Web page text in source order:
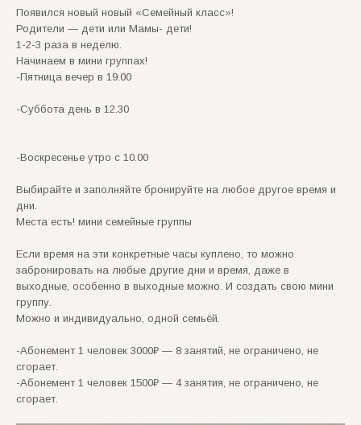
Появился новый новый «Семейный класс»!
Родители — дети или Мамы- дети!
1-2-3 раза в неделю.
Начинаем в мини группах!
-Пятница вечер в 19.00
-Суббота день в 12.30
-Воскресенье утро с 10.00
Выбирайте и заполняйте бронируйте на любое другое время и
дни.
Места есть! мини семейные группы
Если время на эти конкретные часы куплено, то можно
забронировать на любые другие дни и время, даже в
выходные, особенно в выходные можно. И создать свою мини
группу.
Можно и индивидуально, одной семьёй.
-Абонемент 1 человек 3000₽ — 8 занятий, не ограничено, не
сгорает.
-Абонемент 1 человек 1500₽ — 4 занятия, не ограничено, не
сгорает.